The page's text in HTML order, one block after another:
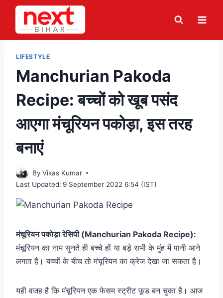
Skip
content
LIFESTYLE
Manchurian Pakoda
Recipe: बच्चों को खूब पसंद
आएगा मंचूरियन पकोड़ा, इस तरह
बनाएं
By Vikas Kumar
Last Updated: 9 September 2022 6:54 (IST)
मंचूरियन पकोड़ा रेसिपी (Manchurian Pakoda Recipe):
मंचूरियन का नाम सुनते ही बच्चे हों या बड़े सभी के मुंह में पानी आने
लगता है। बच्चों के बीच तो मंचूरियन का क्रेज देखा जा सकता है।
यही वजह है कि मंचूरियन एक फेसम स्ट्रीट फूड बन चुका है। आज